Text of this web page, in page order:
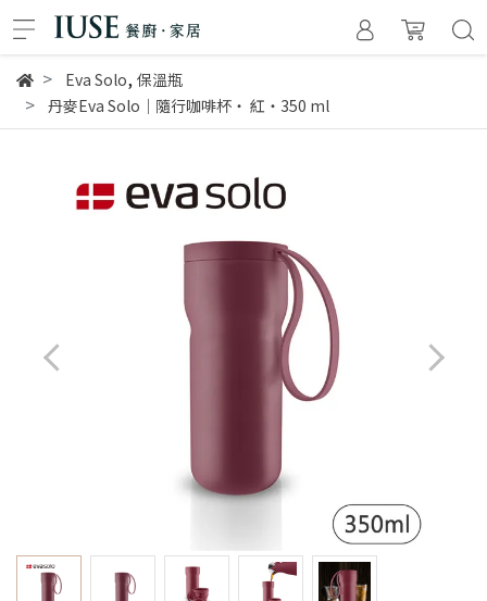
Eva Solo, 保溫瓶
丹麥Eva Solo｜隨行咖啡杯‧ 紅‧350 ml